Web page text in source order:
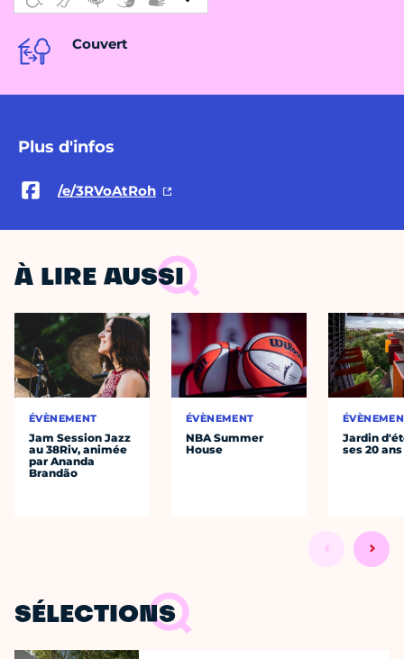
Couvert
Plus d'infos
/e/3RVoAtRoh
À LIRE AUSSI
ÉVÈNEMENT
Jam Session Jazz
au 38Riv, animée
par Ananda
Brandão
ÉVÈNEMENT
NBA Summer
House
Jardin
ses 20 ans
SÉLECTIONS